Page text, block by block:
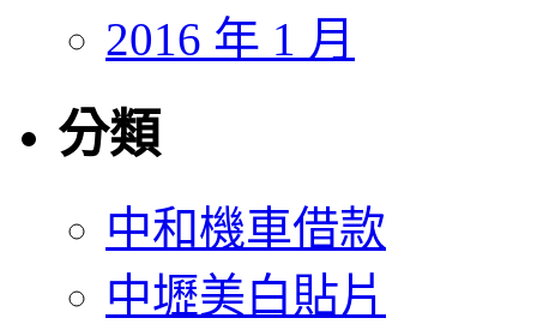
2016 年 1 月
分類
中和機車借款
中壢美白貼片